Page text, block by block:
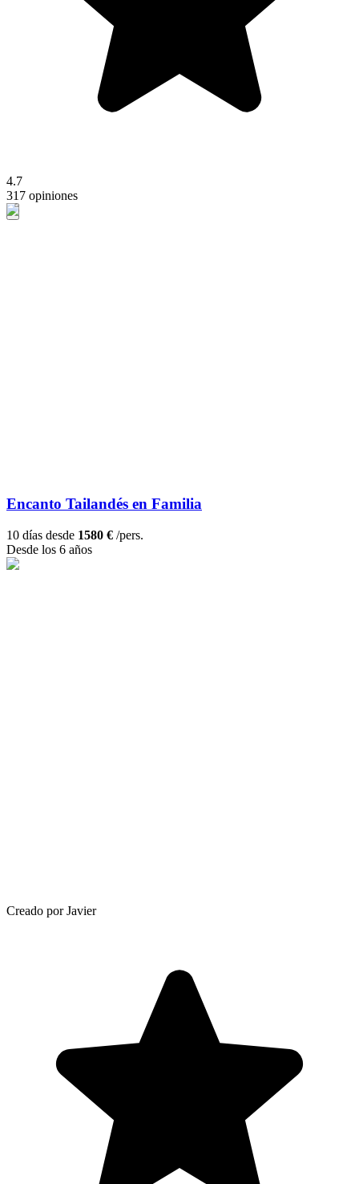
4.7
317 opiniones
Encanto Tailandés en Familia
10 días desde 1580 € /pers.
Desde los 6 años
Creado por Javier